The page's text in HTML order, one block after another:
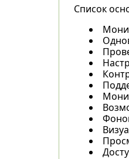
Список